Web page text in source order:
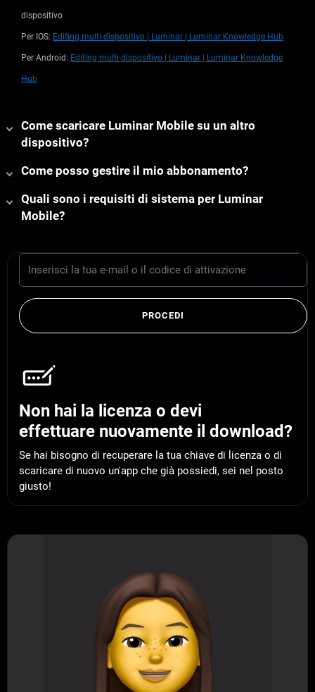
dispositivo
Per IOS: Editing multi-dispositivo | Luminar | Luminar Knowledge Hub
Per Android: Editing multi-dispositivo | Luminar | Luminar Knowledge
Hub
Come scaricare Luminar Mobile su un altro
dispositivo?
Come posso gestire il mio abbonamento?
Quali sono i requisiti di sistema per Luminar
Mobile?
Non hai la licenza o devi
effettuare nuovamente il download?
Se hai bisogno di recuperare la tua chiave di licenza o di
scaricare di nuovo un'app che già possiedi, sei nel posto
giusto!
PROCEDI